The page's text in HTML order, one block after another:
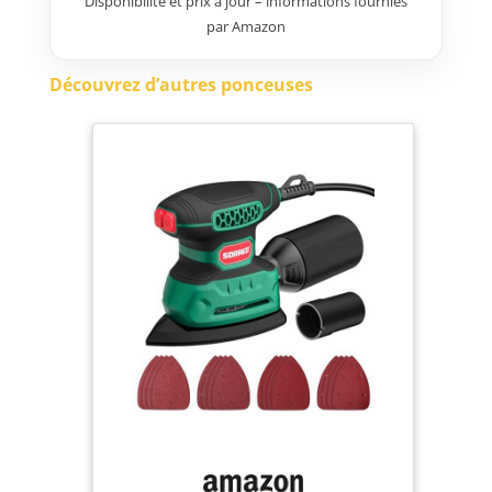
mécanique, prolongeant la
durée de vie de cette ponceuse
et efficace : Mini ponceuse 2-en-
1】Design à changement rapide
entre plateau triangulaire
utilisation répondant à divers
besoins. Le plateau triangulaire
permet un ponçage précis dans
les espaces restreints (coins,
bords), tandis que le plateau
rectangulaire traite
efficacement les grandes
surfaces. Le changement libre
entre les deux modes double la
productivité. Particulièrement
par Amazon
Découvrez d’autres ponceuses